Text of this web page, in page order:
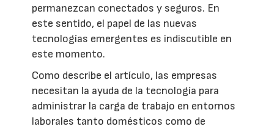
permanezcan conectados y seguros. En
este sentido, el papel de las nuevas
tecnologías emergentes es indiscutible en
este momento.
Como describe el artículo, las empresas
necesitan la ayuda de la tecnología para
administrar la carga de trabajo en entornos
laborales tanto domésticos como de